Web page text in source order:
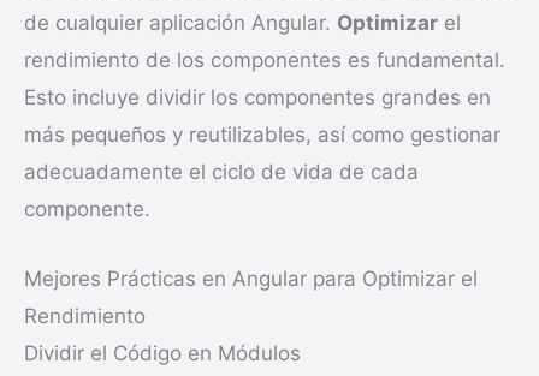
de cualquier aplicación Angular. Optimizar el
rendimiento de los componentes es fundamental.
Esto incluye dividir los componentes grandes en
más pequeños y reutilizables, así como gestionar
adecuadamente el ciclo de vida de cada
componente.
Mejores Prácticas en Angular para Optimizar el
Rendimiento
Dividir el Código en Módulos